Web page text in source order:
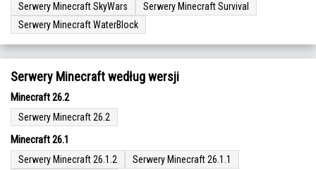
Serwery Minecraft SkyWars
Serwery Minecraft Survival
Serwery Minecraft WaterBlock
Serwery Minecraft według wersji
Minecraft 26.2
Serwery Minecraft 26.2
Minecraft 26.1
Serwery Minecraft 26.1.2
Serwery Minecraft 26.1.1